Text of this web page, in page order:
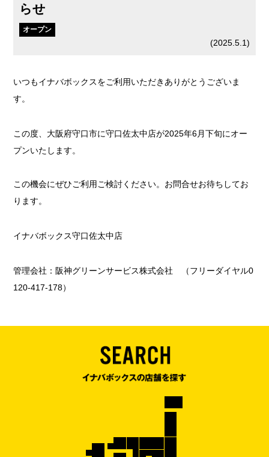
らせ
オープン
(2025.5.1)
いつもイナバボックスをご利用いただきありがとうございま
す。
この度、大阪府守口市に守口佐太中店が2025年6月下旬にオー
プンいたします。
この機会にぜひご利用ご検討ください。お問合せお待ちしてお
ります。
イナバボックス守口佐太中店
管理会社：阪神グリーンサービス株式会社 （フリーダイヤル0
120-417-178）